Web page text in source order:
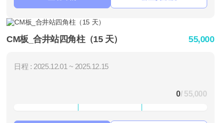
CM板_合井站四角柱（15 天） 55,000
日程 : 2025.12.01 ~ 2025.12.15
0/ 55,000